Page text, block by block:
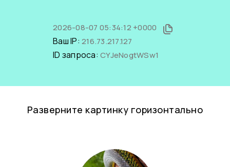
2026-08-07 05:34:12 +0000
Ваш IP: 216.73.217.127
ID запроса: CYJeNogtWSw1
Разверните картинку горизонтально